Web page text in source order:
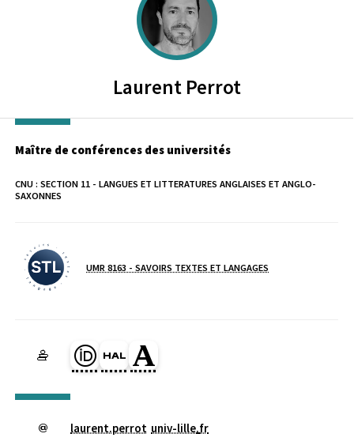
Laurent Perrot
Maître de conférences des universités
CNU : SECTION 11 - LANGUES ET LITTERATURES ANGLAISES ET ANGLO-
SAXONNES
Laboratoire / équipeUMR 8163 - SAVOIRS TEXTES ET LANGAGES
Page Orcid du membre (Ouverture dans une nouvelle fenêtre)
HAL laurent-perrot (Ouverture dans une nouvelle fenêtre)
Page Academia du membre (Ouverture dans une
laurent.perrot univ-lille.fr